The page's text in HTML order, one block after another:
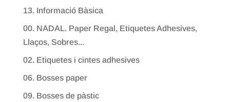
13. Informació Bàsica
00. NADAL. Paper Regal, Etiquetes Adhesives,
Llaços, Sobres...
02. Etiquetes i cintes adhesives
06. Bosses paper
09. Bosses de pàstic